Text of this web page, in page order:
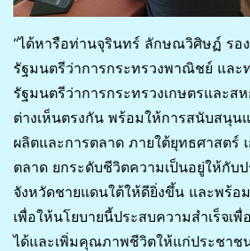
“ได้หารือท่านจุรินทร์ ลักษณวิศิษฏ์ รอ
รัฐมนตรีว่าการกระทรวงพาณิชย์ และ
รัฐมนตรีว่าการกระทรวงเกษตรและ
ต่างเห็นตรงกัน พร้อมให้การสนับสนุน
ผลิตและการตลาด ภายใต้ยุทธศาสตร์
ตลาด ยกระดับชีวิตความเป็นอยู่ให้กับ
จังหวัดชายแดนใต้ให้ดียิ่งขึ้น และพร้อ
เพื่อให้นโยบายนี้ประสบความสำเร็จเพื่
ได้และเพิ่มคุณภาพชีวิตให้แก่ประชาช